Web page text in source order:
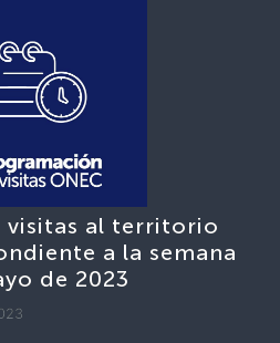
visitas al territorio
a la semana
de 2023